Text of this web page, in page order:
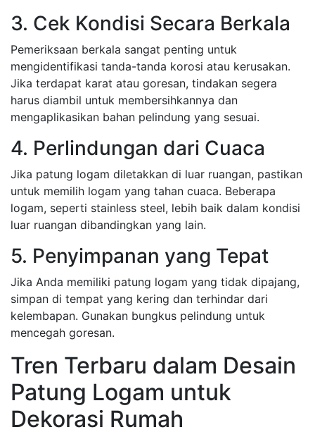
3. Cek Kondisi Secara Berkala
Pemeriksaan berkala sangat penting untuk
mengidentifikasi tanda-tanda korosi atau kerusakan.
Jika terdapat karat atau goresan, tindakan segera
harus diambil untuk membersihkannya dan
mengaplikasikan bahan pelindung yang sesuai.
4. Perlindungan dari Cuaca
Jika patung logam diletakkan di luar ruangan, pastikan
untuk memilih logam yang tahan cuaca. Beberapa
logam, seperti stainless steel, lebih baik dalam kondisi
luar ruangan dibandingkan yang lain.
5. Penyimpanan yang Tepat
Jika Anda memiliki patung logam yang tidak dipajang,
simpan di tempat yang kering dan terhindar dari
kelembapan. Gunakan bungkus pelindung untuk
mencegah goresan.
Tren Terbaru dalam Desain
Patung Logam untuk
Dekorasi Rumah